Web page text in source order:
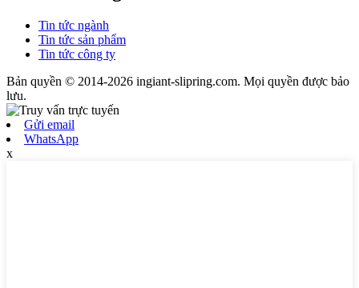
Tin tức ngành
Tin tức sản phẩm
Tin tức công ty
Bản quyền © 2014-2026 ingiant-slipring.com. Mọi quyền được bảo
lưu.
Gửi email
WhatsApp
x